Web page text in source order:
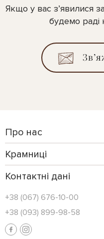
Якщо у вас з’явилися
будемо раді
Про нас
Крамниці
Контактні дані
+38 (067) 676-10-00
+38 (093) 899-98-58